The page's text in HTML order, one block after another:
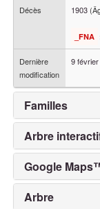
Décès 1903
_FNA
Dernière
modification
9
Familles
Arbre
Google
Arbre